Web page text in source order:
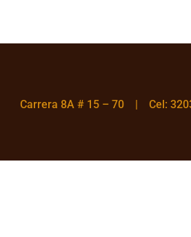
Carrera 8A # 15 – 70 | Cel: